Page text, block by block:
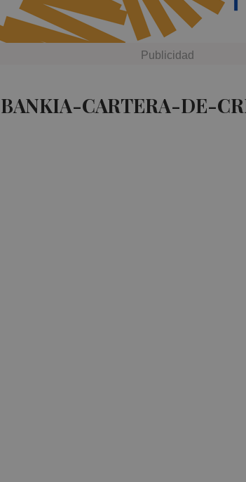
CARTERA-DE-